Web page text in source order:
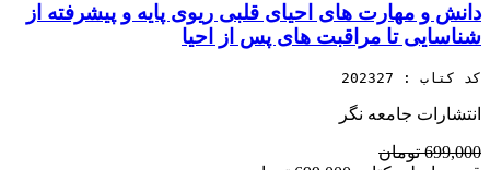
دانش و مهارت های احیای قلبی ریوی پایه و پیشرفته از
شناسایی تا مراقبت های پس از احیا
کد کتاب : 202327
انتشارات جامعه نگر
699,000 تومان